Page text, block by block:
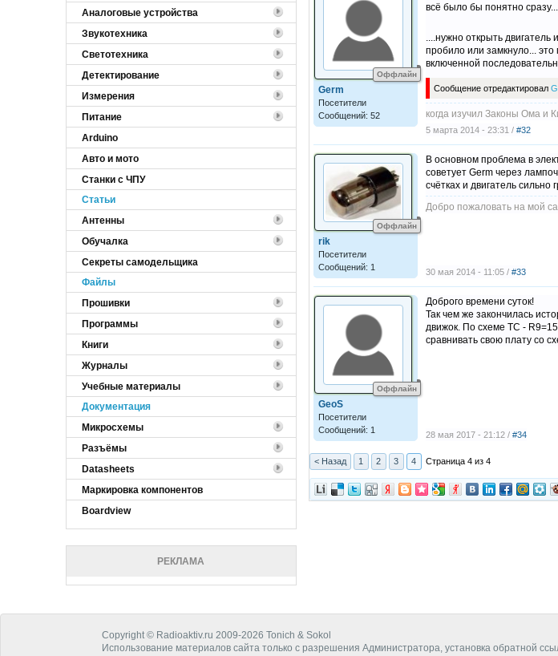
Аналоговые устройства
Звукотехника
Светотехника
Детектирование
Измерения
Питание
Arduino
Авто и мото
Станки с ЧПУ
Статьи
Антенны
Обучалка
Секреты самодельщика
Файлы
Прошивки
Программы
Книги
Журналы
Учебные материалы
Документация
Микросхемы
Разъёмы
Datasheets
Маркировка компонентов
Boardview
РЕКЛАМА
Оффлайн
Germ
Посетители
Сообщений: 52
всё было бы понятно сразу....
....нужно открыть двигатель
пробило или замкнуло...
включенной
Сообщение отредактировал
когда изучил Законы Ома и
5 марта 2014 - 23:31 / #32
Оффлайн
rik
Посетители
Сообщений: 1
В основном проблема в
советует Germ через
счётках и двигатель сильно
Добро пожаловать на мой
30 мая 2014 - 11:05 / #33
Оффлайн
GeoS
Посетители
Сообщений: 1
Доброго времени суток!
Так чем же закончилась
движок. По схеме ТС -
сравнивать свою плату со
28 мая 2017 - 21:12 / #34
< Назад 1 2 3 4 Страница 4 из 4
Copyright © Radioaktiv.ru 2009-2026 Tonich & Sokol
Использование материалов сайта только с разрешения Администратора, установка обратной